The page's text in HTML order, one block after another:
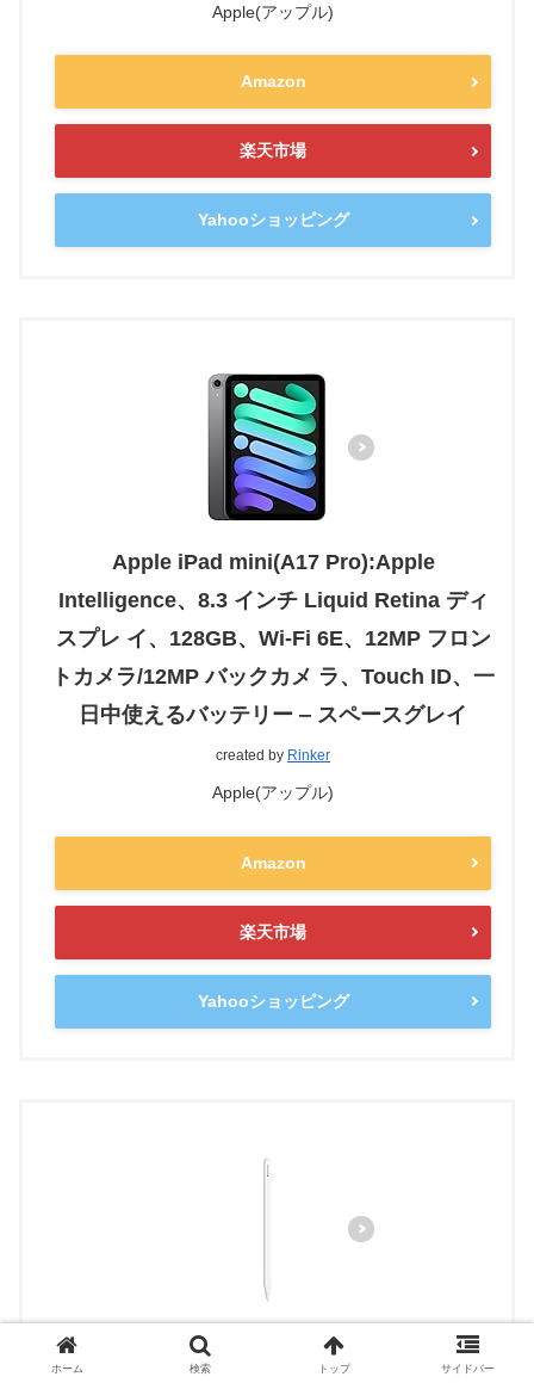
Apple(アップル)
Amazon
楽天市場
Yahooショッピング
Apple iPad mini(A17 Pro):Apple
Intelligence、8.3 インチ Liquid Retina ディ
スプレ イ、128GB、Wi-Fi 6E、12MP フロン
トカメラ/12MP バックカメ ラ、Touch ID、一
日中使えるバッテリー ‒ スペースグレイ
created by Rinker
Apple(アップル)
Amazon
楽天市場
Yahooショッピング
Apple Pencil Pro
ホーム 検索 トップ サイドバー